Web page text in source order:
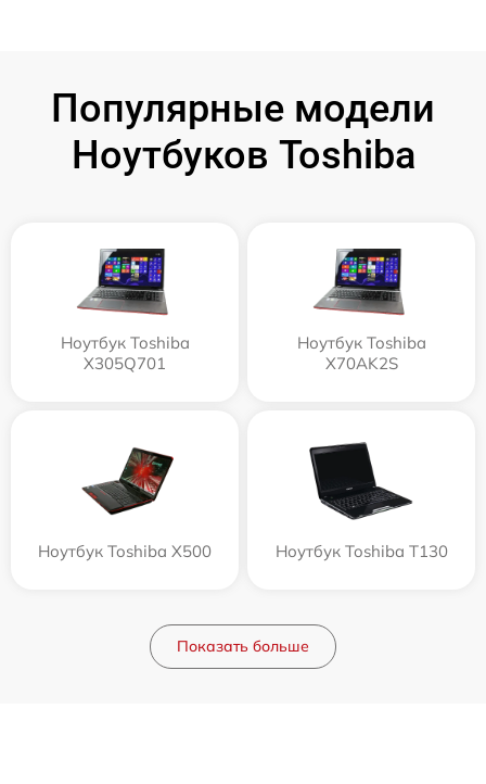
Популярные модели
Ноутбуков Toshiba
Ноутбук Toshiba
X305Q701
Ноутбук Toshiba
X70AK2S
Ноутбук Toshiba X500 Ноутбук Toshiba T130
Показать больше